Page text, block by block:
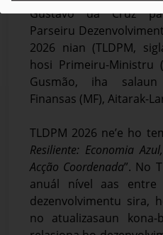
Gustavo da Cruz
Parseiru
2026 nian (TLDPM,
hosi Primeiru-Ministru
Gusmão, iha
Finansas (MF), Aitarak-
TLDPM 2026 ne’e ho
Resiliente: Economia
Acção Coordenada”. No
anuál nível aas entre
dezenvolvimentu sira,
no atualizasaun